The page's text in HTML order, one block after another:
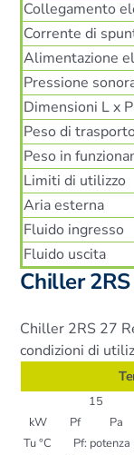
Collegamento
Corrente di
Alimentazione
Pressione
Dimensioni L x
Peso di trasporto
Peso in
Limiti di utilizzo
Aria esterna
Fluido ingresso
Fluido uscita
Chiller
Chiller 2RS 27
condizioni di
15
kW
Pf Pa
Tu °C
Pf: